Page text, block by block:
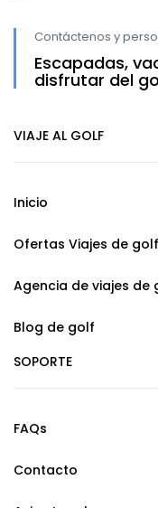
Contáctenos y
Escapadas,
disfrutar del
VIAJE AL GOLF
Inicio
Ofertas Viajes de golf
Agencia de viajes de
Blog de golf
SOPORTE
FAQs
Contacto